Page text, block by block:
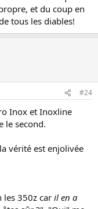
et du coup en
tous les diables!
#24
Inox et Inoxline
le second.
vérité est enjolivée
les 350z car il en a